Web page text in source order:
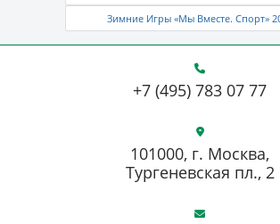
Зимние Игры «Мы Вместе. Спорт»
+7 (495) 783 07 77
101000, г. Москва,
Тургеневская пл., 2